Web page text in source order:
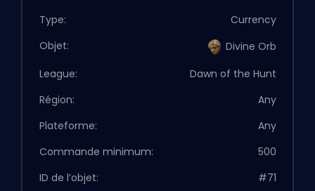
Type:
Currency
Objet:
Divine Orb
League:
Dawn of the Hunt
Région:
Any
Plateforme:
Any
Commande minimum:
500
ID de l’objet:
#71